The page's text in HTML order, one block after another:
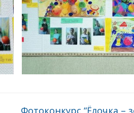
Фотоконкурс “Ёлочка –